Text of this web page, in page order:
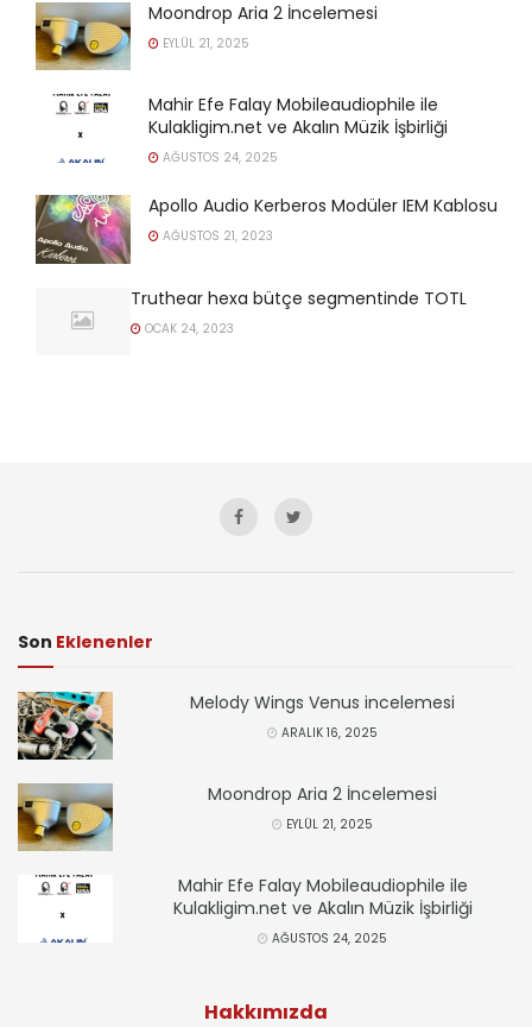
Moondrop Aria 2 İncelemesi
EYLÜL 21, 2025
Mahir Efe Falay Mobileaudiophile ile
Kulakligim.net ve Akalın Müzik İşbirliği
AĞUSTOS 24, 2025
Apollo Audio Kerberos Modüler IEM Kablosu
AĞUSTOS 21, 2023
Truthear hexa bütçe segmentinde TOTL
OCAK 24, 2023
Son Eklenenler
Melody Wings Venus incelemesi
ARALIK 16, 2025
Moondrop Aria 2 İncelemesi
EYLÜL 21, 2025
Mahir Efe Falay Mobileaudiophile ile
Kulakligim.net ve Akalın Müzik İşbirliği
AĞUSTOS 24, 2025
Hakkımızda